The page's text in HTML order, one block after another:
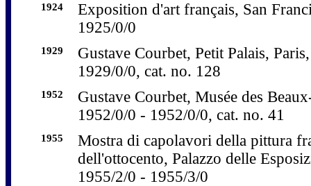
1924
Exposition d'art français, San
1925/0/0
1929
Gustave Courbet, Petit Palais,
1929/0/0, cat. no. 128
1952
Gustave Courbet, Musée des
1952/0/0 - 1952/0/0, cat. no. 41
1955
Mostra di capolavori della pittura
dell'ottocento, Palazzo delle
1955/2/0 - 1955/3/0